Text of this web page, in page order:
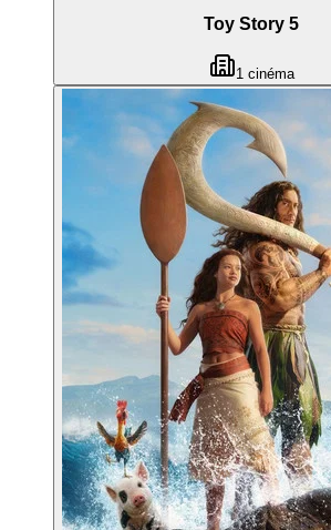
Toy Story 5
1 cinéma